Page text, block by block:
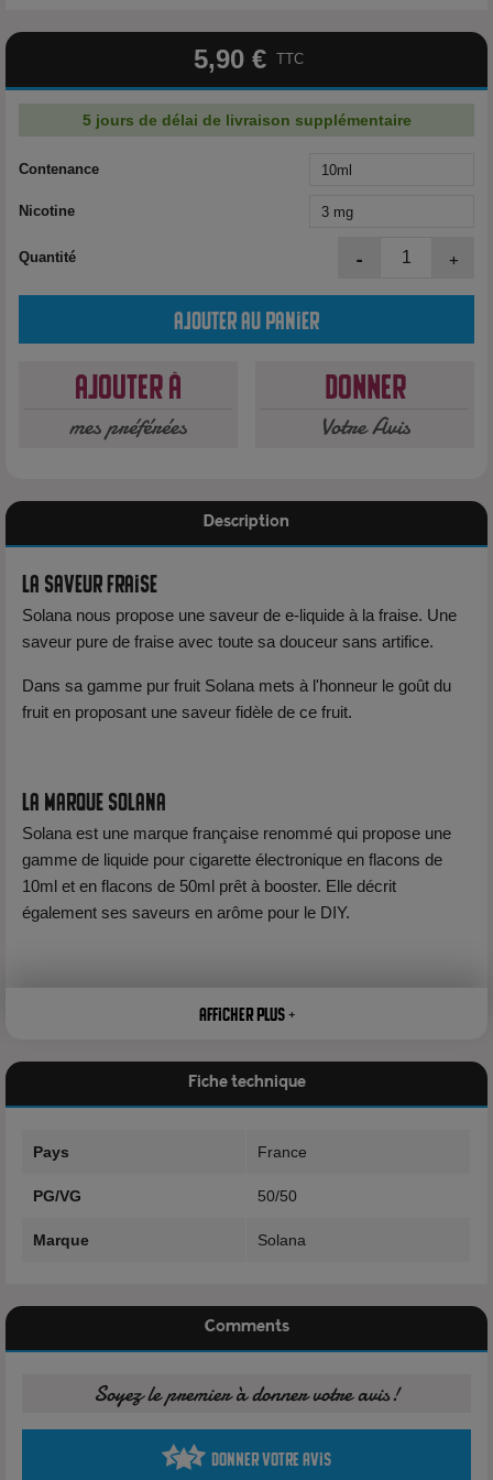
5,90 € TTC
5 jours de délai de livraison supplémentaire
Contenance
Nicotine
Quantité - +
Ajouter au panier
Ajouter à
mes préférées
Donner
Votre Avis
Description
La saveur Fraise
Solana nous propose une saveur de e-liquide à la fraise. Une
saveur pure de fraise avec toute sa douceur sans artifice.
Dans sa gamme pur fruit Solana mets à l'honneur le goût du
fruit en proposant une saveur fidèle de ce fruit.
La marque Solana
Solana est une marque française renommé qui propose une
gamme de liquide pour cigarette électronique en flacons de
10ml et en flacons de 50ml prêt à booster. Elle décrit
également ses saveurs en arôme pour le DIY.
Composition
Propylène Glycol 50%
Nicotine
Afficher plus +
Fiche technique
Pays France
PG/VG 50/50
Marque Solana
Comments
Soyez le premier à donner votre avis!
Donner votre avis